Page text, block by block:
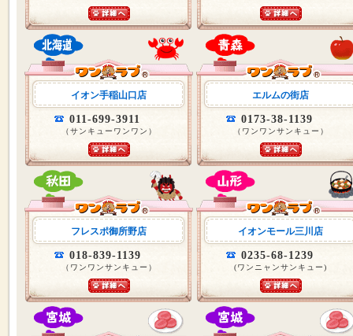
イオン手稲山口店
011-699-3911
（サンキューワンワン）
エルムの街店
0173-38-1139
（ワンワンサンキュー）
フレスポ御所野店
018-839-1139
（ワンワンサンキュー）
イオンモール三川店
0235-68-1239
(ワンニャンサンキュー)